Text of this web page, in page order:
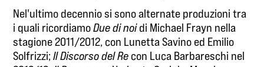
Nel'ultimo decennio si sono alternate produzioni tra
i quali ricordiamoDue di noidi Michael Frayn nella
stagione 2011/2012, con Lunetta Savino ed Emilio
Solfrizzi; Il Discorso del Re con Luca Barbareschi nel